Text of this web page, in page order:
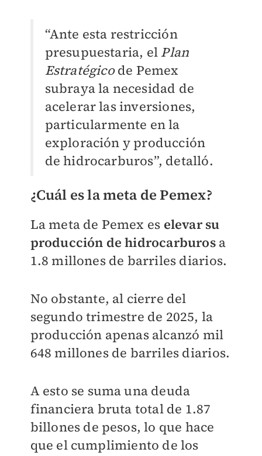
“Ante esta restricción
presupuestaria, el Plan
Estratégicode Pemex
subraya la necesidad de
acelerar las inversiones,
particularmente en la
exploración y producción
de hidrocarburos”, detalló.
¿Cuál es la meta de Pemex?
La meta de Pemex es elevar su
producción de hidrocarburosa
1.8 millones de barriles diarios.
No obstante, al cierre del
segundo trimestre de 2025, la
producción apenas alcanzó mil
648 millones de barriles diarios.
A esto se suma una deuda
financiera bruta total de 1.87
billones de pesos, lo que hace
que el cumplimiento de los